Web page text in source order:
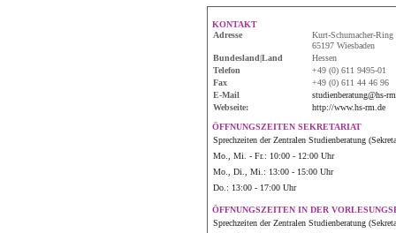
KONTAKT
Adresse
Kurt-Schumacher-Ring
65197 Wiesbaden
Bundesland|Land
Hessen
Telefon
+49 (0) 611 9495-01
Fax
+49 (0) 611 44 46 96
E-Mail
studienberatung@hs-
Webseite:
http://www.hs-rm.de
ÖFFNUNGSZEITEN SEKRETARIAT
Sprechzeiten der Zentralen Studienberatung
Mo., Mi. - Fr.: 10:00 - 12:00 Uhr
Mo., Di., Mi.: 13:00 - 15:00 Uhr
Do.: 13:00 - 17:00 Uhr
ÖFFNUNGSZEITEN IN DER
Sprechzeiten der Zentralen Studienberatung